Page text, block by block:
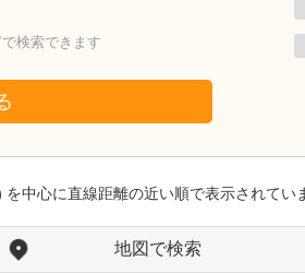
検索できます
を中心に直線距離の近い順で表示されてい
地図で検索
東京都豊島区
モモ・メディカル・クリニック
内視鏡検査に抵抗感のある方に対
としてどのようなアドバイスをされ